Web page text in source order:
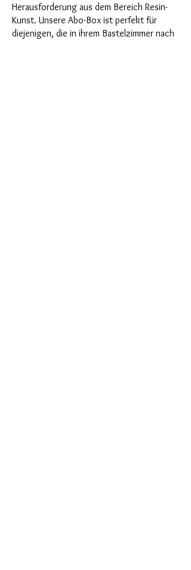
Herausforderung aus dem Bereich Resin-
Kunst. Unsere Abo-Box ist perfekt für
diejenigen, die in ihrem Bastelzimmer nach